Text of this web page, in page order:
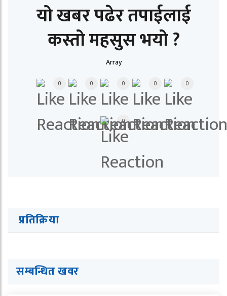
यो खबर पढेर तपाईलाई
कस्तो महसुस भयो ?
Array
0 0 0 0 0
0
प्रतिक्रिया
सम्बन्धित खवर